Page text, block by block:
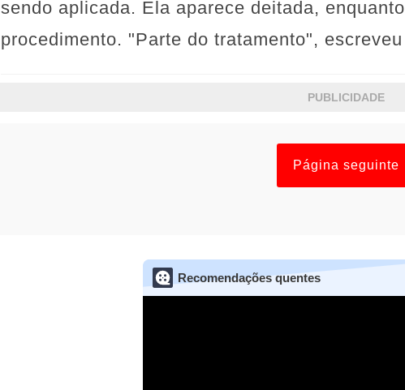
sendo aplicada. Ela aparece deitada,
procedimento. "Parte do tratamento",
PUBLICIDADE
Página seguinte
Recomendações quentes